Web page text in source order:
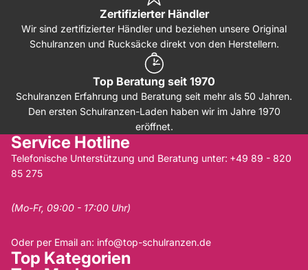
Zertifizierter Händler
Wir sind zertifizierter Händler und beziehen unsere Original
Schulranzen und Rucksäcke direkt von den Herstellern.
Top Beratung seit 1970
Schulranzen Erfahrung und Beratung seit mehr als 50 Jahren.
Den ersten Schulranzen-Laden haben wir im Jahre 1970
eröffnet.
Service Hotline
Telefonische Unterstützung und Beratung unter: +49 89 - 820
85 275
(Mo-Fr, 09:00 - 17:00 Uhr)
Oder per Email an: info@top-schulranzen.de
Top Kategorien